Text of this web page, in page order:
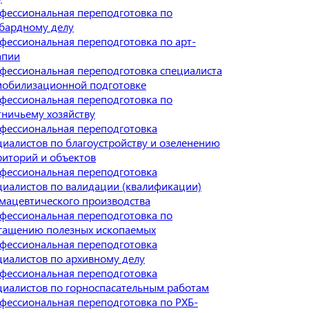
переподготовка по
делу
переподготовка по арт-
переподготовка специалиста
подготовке
переподготовка по
хозяйству
переподготовка
по благоустройству и озеленению
и объектов
переподготовка
по валидации (квалификации)
производства
переподготовка по
полезных ископаемых
переподготовка
по архивному делу
переподготовка
по горноспасательным работам
переподготовка по РХБ-